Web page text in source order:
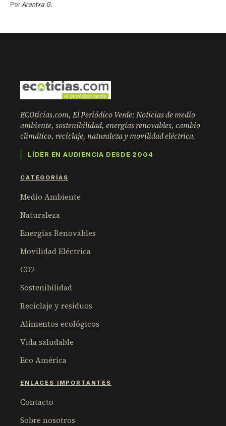
Por Arantxa G.
ECOticias.com, El Periódico Verde: Noticias de medio
ambiente, sostenibilidad, energías renovables, cambio
climático, reciclaje, naturaleza y movilidad eléctrica.
LÍDER EN AUDIENCIA DESDE 2004
CATEGORÍAS
Medio Ambiente
Naturaleza
Energías Renovables
Movilidad Eléctrica
CO2
Sostenibilidad
Reciclaje y residuos
Alimentos ecológicos
Vida saludable
Eco América
ENLACES IMPORTANTES
Contacto
Sobre nosotros